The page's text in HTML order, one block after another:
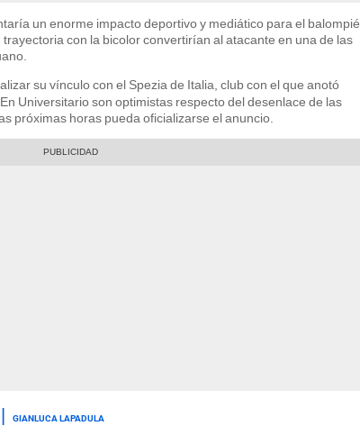
un enorme impacto deportivo y mediático para el balompié
con la bicolor convertirían al atacante en una de las
su vínculo con el Spezia de Italia, club con el que anotó
Universitario son optimistas respecto del desenlace de las
próximas horas pueda oficializarse el anuncio.
GIANLUCA LAPADULA